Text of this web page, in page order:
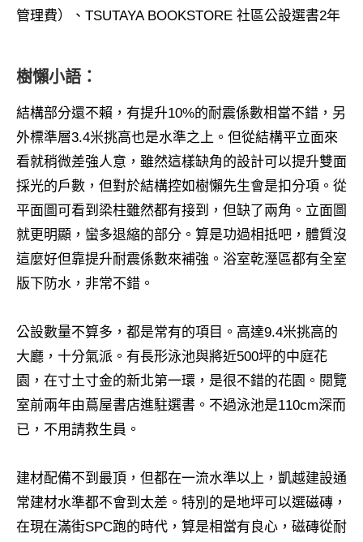
管理費）、TSUTAYA BOOKSTORE 社區公設選書2年
樹懶小語：
結構部分還不賴，有提升10%的耐震係數相當不錯，另
外標準層3.4米挑高也是水準之上。但從結構平立面來
看就稍微差強人意，雖然這樣缺角的設計可以提升雙面
採光的戶數，但對於結構控如樹懶先生會是扣分項。從
平面圖可看到梁柱雖然都有接到，但缺了兩角。立面圖
就更明顯，蠻多退縮的部分。算是功過相抵吧，體質沒
這麼好但靠提升耐震係數來補強。浴室乾溼區都有全室
版下防水，非常不錯。
公設數量不算多，都是常有的項目。高達9.4米挑高的
大廳，十分氣派。有長形泳池與將近500坪的中庭花
園，在寸土寸金的新北第一環，是很不錯的花園。閱覽
室前兩年由蔦屋書店進駐選書。不過泳池是110cm深而
已，不用請救生員。
建材配備不到最頂，但都在一流水準以上，凱越建設通
常建材水準都不會到太差。特別的是地坪可以選磁磚，
在現在滿街SPC跑的時代，算是相當有良心，磁磚從耐